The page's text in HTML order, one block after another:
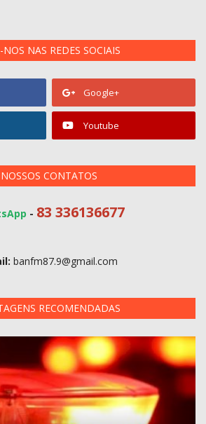
NOS NAS REDES SOCIAIS
Google+
Youtube
NOSSOS CONTATOS
- 83 336136677
banfm87.9@gmail.com
RECOMENDADAS